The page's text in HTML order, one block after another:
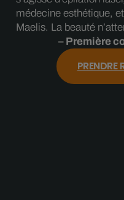
médecine esthétique,
Maelis. La beauté
– Première
PRENDRE